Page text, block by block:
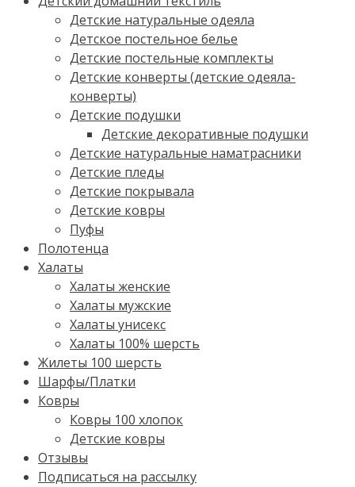
Детские натуральные одеяла
Детское постельное белье
Детские постельные комплекты
Детские конверты (детские одеяла-
конверты)
Детские подушки
Детские декоративные подушки
Детские натуральные наматрасники
Детские пледы
Детские покрывала
Детские ковры
Пуфы
Полотенца
Халаты
Халаты женские
Халаты мужские
Халаты унисекс
Халаты 100% шерсть
Жилеты 100 шерсть
Шарфы/Платки
Ковры
Ковры 100 хлопок
Детские ковры
Отзывы
Подписаться на рассылку